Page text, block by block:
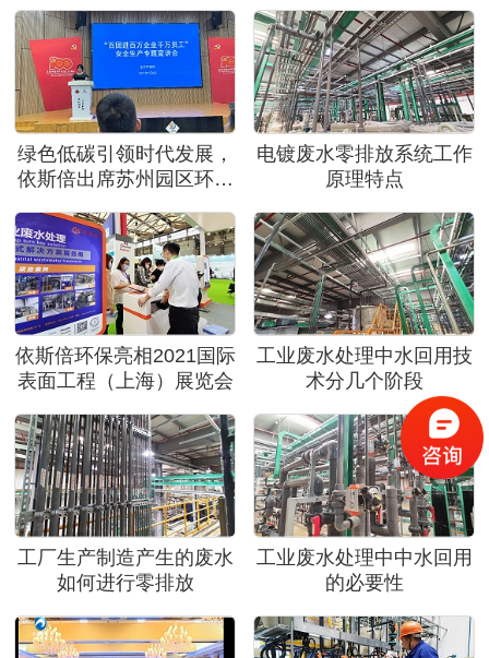
绿色低碳引领时代发展，
依斯倍出席苏州园区环保
电镀废水零排放系统工作
原理特点
依斯倍环保亮相2021国际
表面工程（上海）展览会
工业废水处理中水回用技
术分几个阶段
工厂生产制造产生的废水
如何进行零排放
工业废水处理中中水回用
的必要性